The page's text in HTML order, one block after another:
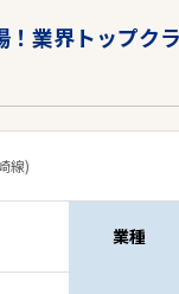
業界トップク
線)
業種